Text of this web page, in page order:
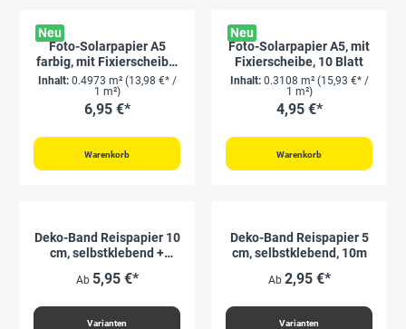
Neu
Foto-Solarpapier A5
farbig, mit Fixierscheibe,
16 Blatt
Inhalt: 0.4973 m² (13,98 €* /
1 m²)
6,95 €*
Warenkorb
Neu
Foto-Solarpapier A5, mit
Fixierscheibe, 10 Blatt
Inhalt: 0.3108 m² (15,93 €* /
1 m²)
4,95 €*
Warenkorb
Deko-Band Reispapier 10
cm, selbstklebend +
Ab 5,95 €*
Varianten
Deko-Band Reispapier 5
cm, selbstklebend, 10m
Ab 2,95 €*
Varianten